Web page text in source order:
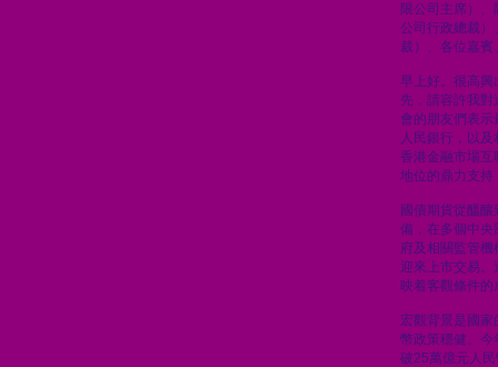
限公司主席）
公司行政總裁）
裁）、各位嘉賓
早上好。很高興
先，請容許我
會的朋友們表示
人民銀行，以
香港金融市場互
地位的鼎力支持
國債期貨從醞
備，在多個中央
府及相關監管
迎來上市交易。
映着客觀條件的
宏觀背景是國
幣政策穩健。今
破25萬億元人